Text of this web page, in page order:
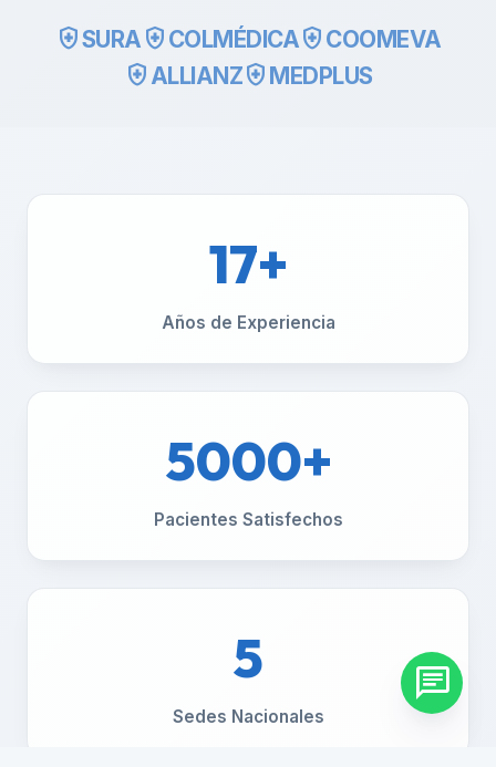
health_and_safetySURA health_and_safety COLMÉDICAhealth_and_safety COOMEVA
health_and_safety ALLIANZhealth_and_safety MEDPLUS
17+
Años de Experiencia
5000+
Pacientes Satisfechos
5
Sedes Nacionales
chat